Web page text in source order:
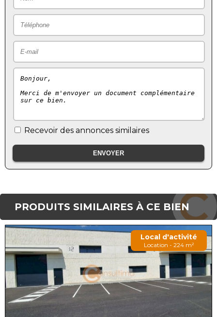
Recevoir des annonces similaires
PRODUITS SIMILAIRES À CE BIEN
Local d'activité
Location - 224 m²